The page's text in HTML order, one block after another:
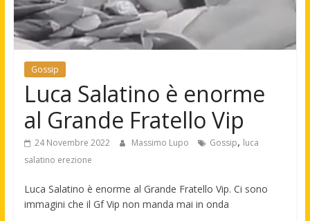
Gossip
Luca Salatino è enorme
al Grande Fratello Vip
24 Novembre 2022 Massimo Lupo Gossip, luca
salatino erezione
Luca Salatino è enorme al Grande Fratello Vip. Ci sono
immagini che il Gf Vip non manda mai in onda